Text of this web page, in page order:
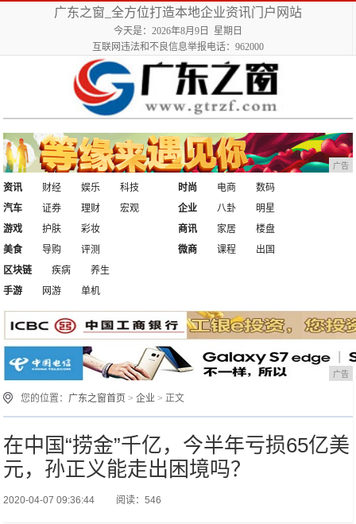
广东之窗_全方位打造本地企业资讯门户网站
今天是：2026年8月9日 星期日
互联网违法和不良信息举报电话：962000
广告
资讯 财经 娱乐
科技
汽车
证券 理财 宏观
时尚 电商
数码
企业
八卦
明星
游戏
护肤
彩妆
美食
导购 评测
商讯 家居
楼盘
微商
课程
出国
区块链
疾病
养生
手游
网游 单机
广告
您的位置： 广东之窗首页 >企业 > 正文
在中国“捞金”千亿，今半年亏损65亿美
元，孙正义能走出困境吗？
2020-04-07 09:36:44 阅读：546